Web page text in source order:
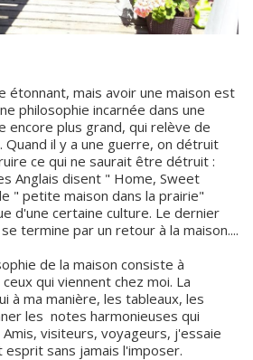
étonnant, mais avoir une maison est
philosophie incarnée dans une
encore plus grand, qui relève de
Quand il y a une guerre, on détruit
ce qui ne saurait être détruit :
Anglais disent " Home, Sweet
" petite maison dans la prairie"
d'une certaine culture. Le dernier
termine par un retour à la maison....
de la maison consiste à
qui viennent chez moi. La
à ma manière, les tableaux, les
les notes harmonieuses qui
visiteurs, voyageurs, j'essaie
sans jamais l'imposer.